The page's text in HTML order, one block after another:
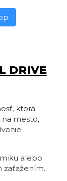
DRIVE
ktorá
mesto,
alebo
zaťažením.